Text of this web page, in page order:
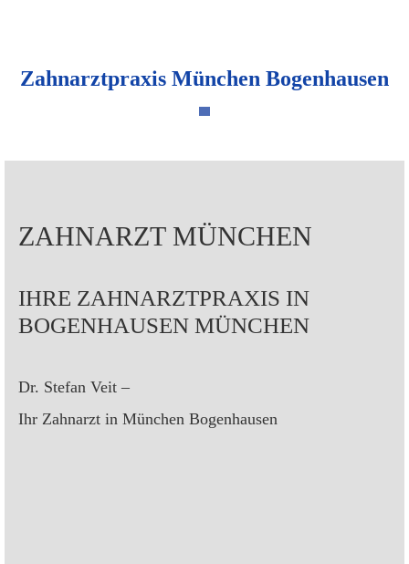
Zahnarztpraxis München Bogenhausen
ZAHNARZT MÜNCHEN
IHRE ZAHNARZTPRAXIS IN
BOGENHAUSEN MÜNCHEN
Dr. Stefan Veit –
Ihr Zahnarzt in München Bogenhausen